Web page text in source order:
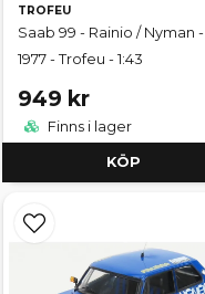
TROFEU
Saab 99 - Rainio / Nyman -
1977 - Trofeu - 1:43
949 kr
Finns i lager
KÖP